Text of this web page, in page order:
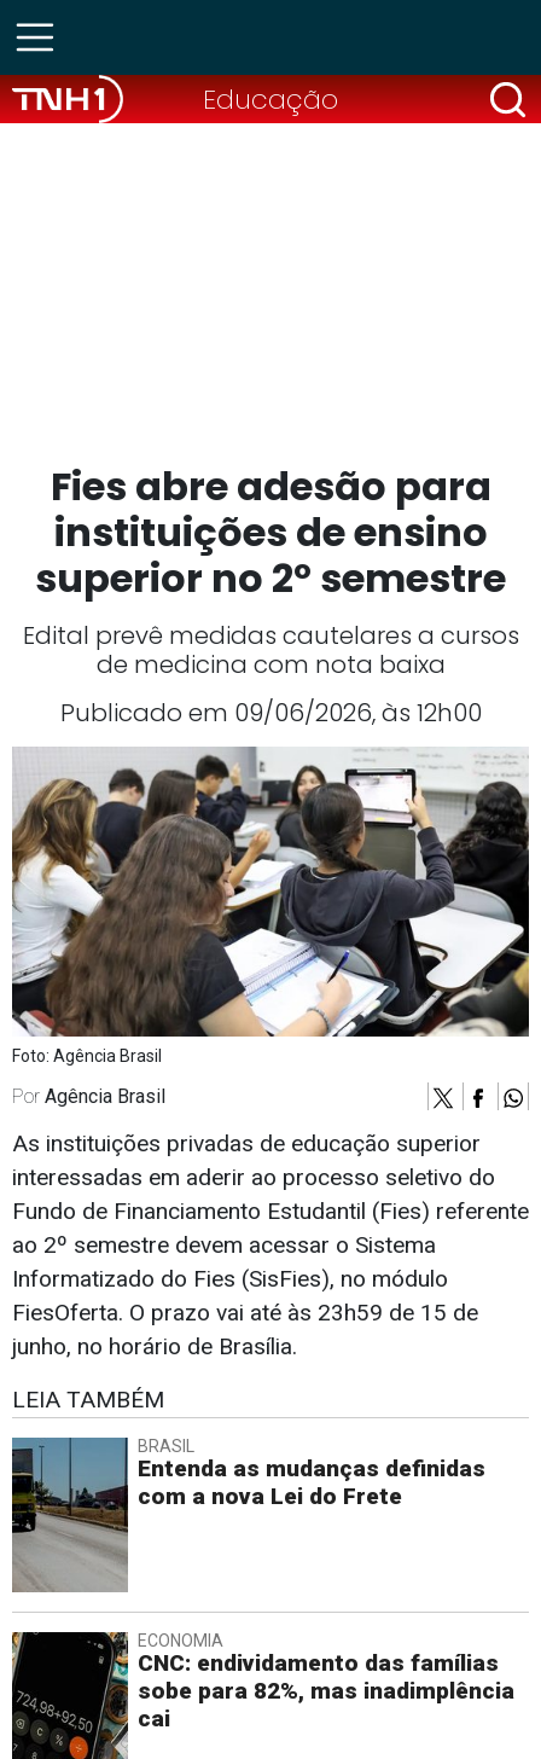
Educação
Fies abre adesão para
instituições de ensino
superior no 2º semestre
Edital prevê medidas cautelares a cursos
de medicina com nota baixa
Publicado em 09/06/2026, às 12h00
Foto: Agência Brasil
Por Agência Brasil
As instituições privadas de educação superior
interessadas em aderir ao processo seletivo do
Fundo de Financiamento Estudantil (Fies) referente
ao 2º semestre devem acessar o Sistema
Informatizado do Fies (SisFies), no módulo
FiesOferta. O prazo vai até às 23h59 de 15 de
junho, no horário de Brasília.
LEIA TAMBÉM
BRASIL
Entenda as mudanças definidas
com a nova Lei do Frete
ECONOMIA
CNC: endividamento das famílias
sobe para 82%, mas inadimplência
cai